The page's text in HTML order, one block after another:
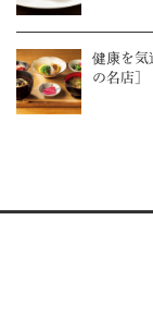
健康を気
の名店］